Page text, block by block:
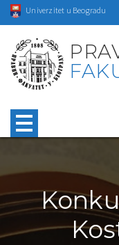
Univerzitet u Beogradu